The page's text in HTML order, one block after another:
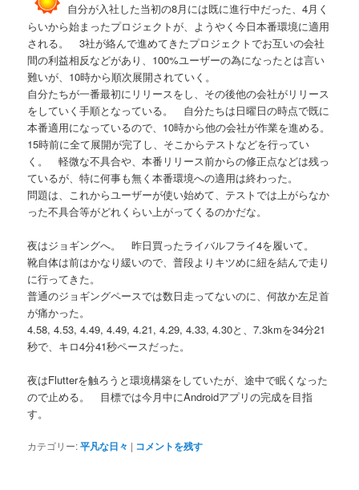
自分が入社した当初の8月には既に進行中だった、4月く
らいから始まったプロジェクトが、ようやく今日本番環境に適用
される。 3社が絡んで進めてきたプロジェクトでお互いの会社
間の利益相反などがあり、100%ユーザーの為になったとは言い
難いが、10時から順次展開されていく。
自分たちが一番最初にリリースをし、その後他の会社がリリース
をしていく手順となっている。 自分たちは日曜日の時点で既に
本番適用になっているので、10時から他の会社が作業を進める。
15時前に全て展開が完了し、そこからテストなどを行ってい
く。 軽微な不具合や、本番リリース前からの修正点などは残っ
ているが、特に何事も無く本番環境への適用は終わった。
問題は、これからユーザーが使い始めて、テストでは上がらなか
った不具合等がどれくらい上がってくるのかだな。
夜はジョギングへ。 昨日買ったライバルフライ4を履いて。
靴自体は前はかなり緩いので、普段よりキツめに紐を結んで走り
に行ってきた。
普通のジョギングペースでは数日走ってないのに、何故か左足首
が痛かった。
4.58, 4.53, 4.49, 4.49, 4.21, 4.29, 4.33, 4.30と、7.3kmを34分21
秒で、キロ4分41秒ペースだった。
夜はFlutterを触ろうと環境構築をしていたが、途中で眠くなった
ので止める。 目標では今月中にAndroidアプリの完成を目指
す。
カテゴリー:平凡な日々 | コメントを残す